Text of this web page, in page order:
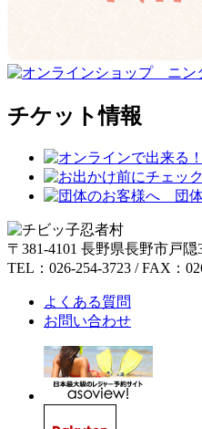
チケット情報
〒381-4101 長野県長野市戸隠
TEL：026-254-3723 / FAX：
よくある質問
お問い合わせ